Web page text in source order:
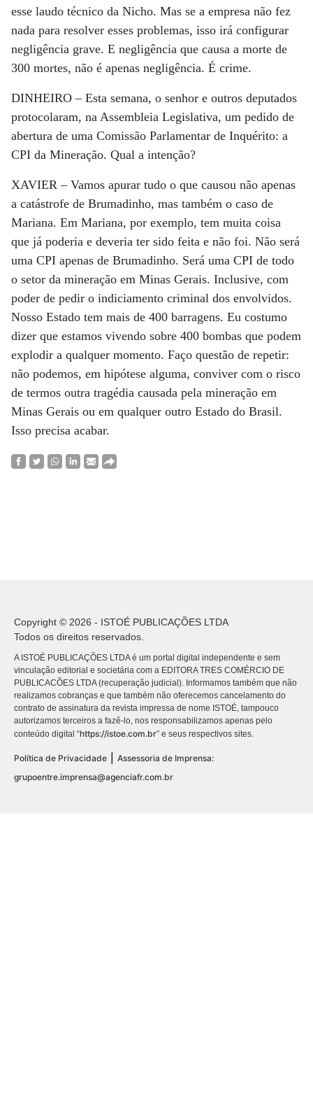
esse laudo técnico da Nicho. Mas se a empresa não fez
nada para resolver esses problemas, isso irá configurar
negligência grave. E negligência que causa a morte de
300 mortes, não é apenas negligência. É crime.
DINHEIRO –Esta semana, o senhor e outros deputados
protocolaram, na Assembleia Legislativa, um pedido de
abertura de uma Comissão Parlamentar de Inquérito: a
CPI da Mineração. Qual a intenção?
XAVIER –Vamos apurar tudo o que causou não apenas
a catástrofe de Brumadinho, mas também o caso de
Mariana. Em Mariana, por exemplo, tem muita coisa
que já poderia e deveria ter sido feita e não foi. Não será
uma CPI apenas de Brumadinho. Será uma CPI de todo
o setor da mineração em Minas Gerais. Inclusive, com
poder de pedir o indiciamento criminal dos envolvidos.
Nosso Estado tem mais de 400 barragens. Eu costumo
dizer que estamos vivendo sobre 400 bombas que podem
explodir a qualquer momento. Faço questão de repetir:
não podemos, em hipótese alguma, conviver com o risco
de termos outra tragédia causada pela mineração em
Minas Gerais ou em qualquer outro Estado do Brasil.
Isso precisa acabar.
Copyright © 2026 - ISTOÉ PUBLICAÇÕES LTDA
Todos os direitos reservados.
A ISTOÉ PUBLICAÇÕES LTDA é um portal digital independente e sem
vinculação editorial e societária com a EDITORA TRES COMÉRCIO DE
PUBLICACÕES LTDA (recuperação judicial). Informamos também que não
realizamos cobranças e que também não oferecemos cancelamento do
contrato de assinatura da revista impressa de nome ISTOÉ, tampouco
autorizamos terceiros a fazê-lo, nos responsabilizamos apenas pelo
conteúdo digital “https://istoe.com.br” e seus respectivos sites.
Política de Privacidade | Assessoria de Imprensa:
grupoentre.imprensa@agenciafr.com.br